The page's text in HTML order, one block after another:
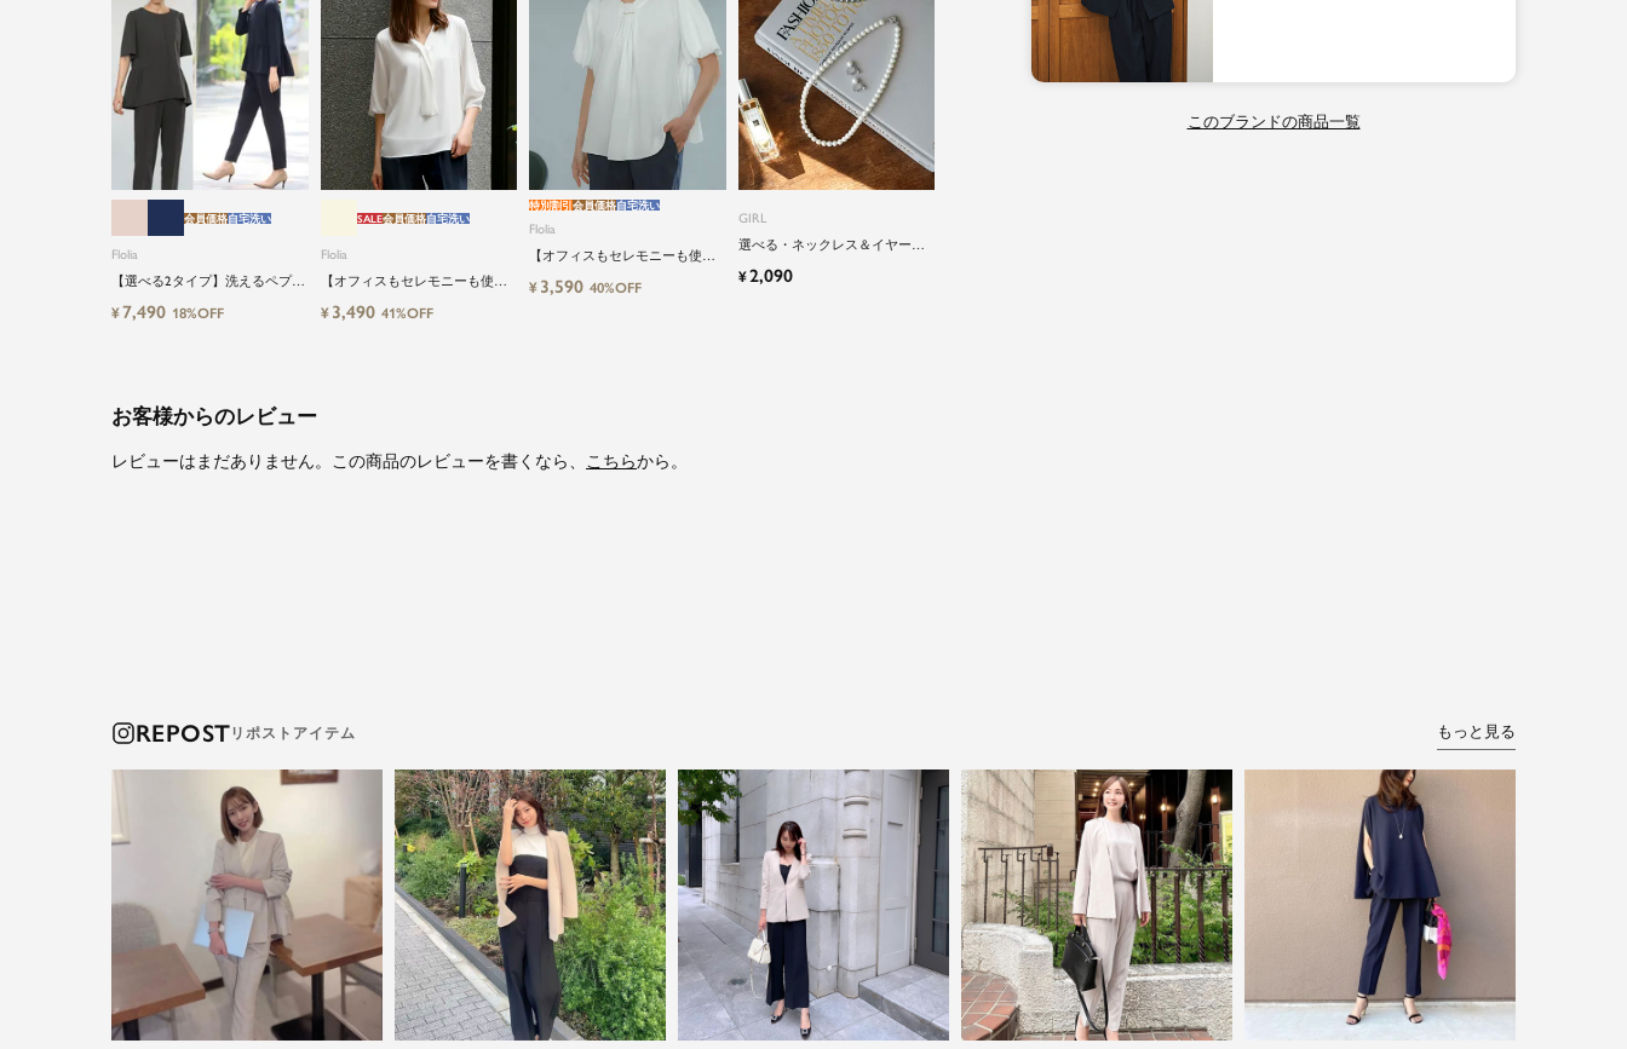
Flolia
【選べる2タイプ】洗えるペプラ
ムブラウス＆テーパードパンツ
のセットアップセレモニースー
会員価格自宅洗い
¥7,490 18%OFF
Flolia
【オフィスもセレモニーも使え
る】洗えるVネックボウタイ風シ
フォン七分袖ビジネスブラウス
SALE会員価格自宅洗い
¥ 3,490 41%OFF
Flolia
【オフィスもセレモニーも使え
る】洗えるパフスリーブボウタ
イ風ビジネスブラウス
特別割引 会員価格自宅洗い
¥ 3,590 40%OFF
GIRL
選べる・ネックレス＆イヤーア
クセサリーのパールアクセサリ
ーセット
¥2,090
お客様からのレビュー
レビューはまだありません。この商品のレビューを書くなら、 こちらから。
鮮度アップを重ねつづける、大人の女性
のためのスーツファッション
オフィスやマザーシーンで活躍するセレモニースー
ツ。気負わずに着て頂ける素敵な一枚...それがFloliaの
close
このブランドの商品一覧
REPOST もっと見る